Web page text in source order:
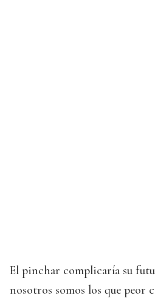
El pinchar complicaría su
nosotros somos los que peor